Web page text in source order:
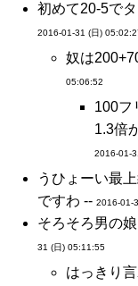
初めて20-5で
2016-01-31 (日)
奴は
05:06:52
100フ
1.3倍
2016-01-
うひょーい最
ですわ -- 2016-01-
そろそろ男の
31 (日) 05:11:55
はっきり